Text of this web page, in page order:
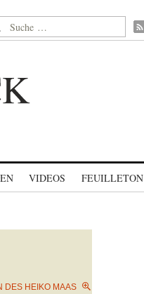
nach:
VIDEOS FEUILLETON
DES HEIKO MAAS